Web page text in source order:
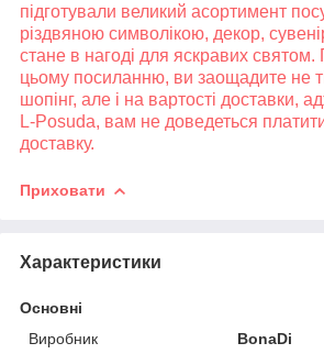
підготували великий асортимент
різдвяною символікою, декор,
стане в нагоді для яскравих
цьому посиланню, ви заощадите не
шопінг, але і на вартості доставки,
L-Posuda, вам не доведеться платити
доставку.
Приховати
Характеристики
Основні
Виробник
BonaDi